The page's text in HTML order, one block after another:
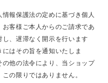
報保護法の定めに基づき個人
客様ご本人からのご請求であ
、遅滞なく開示を行います
にはその旨を通知いたしま
他の法令により、当ショップ
の限りではありません。